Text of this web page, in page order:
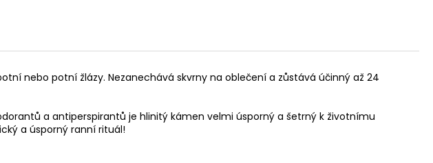
nebo potní žlázy. Nezanechává skvrny na oblečení a zůstává účinný až 24
a antiperspirantů je hlinitý kámen velmi úsporný a šetrný k životnímu
a úsporný ranní rituál!